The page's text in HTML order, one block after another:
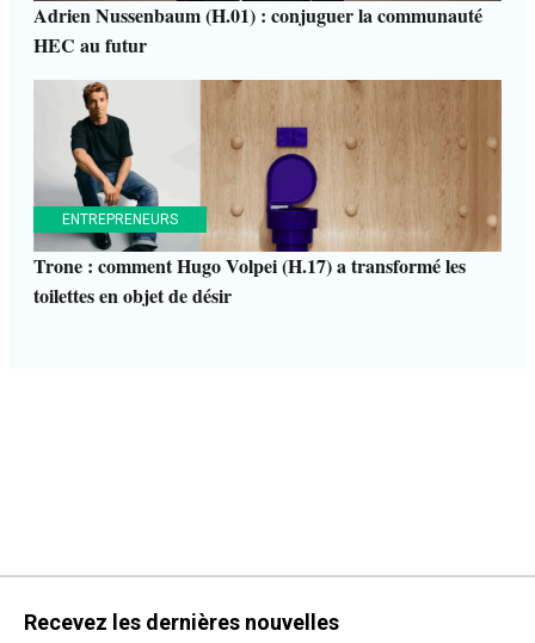
Adrien Nussenbaum (H.01) : conjuguer la communauté
HEC au futur
ENTREPRENEURS
Trone : comment Hugo Volpei (H.17) a transformé les
toilettes en objet de désir
Recevez les dernières nouvelles